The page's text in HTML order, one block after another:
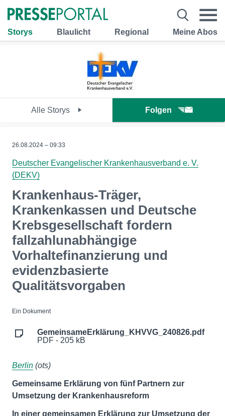
Storys Blaulicht Regional Meine Abos
Alle Storys Folgen
26.08.2024 – 09:33
Deutscher Evangelischer Krankenhausverband e. V.
(DEKV)
Krankenhaus-Träger,
Krankenkassen und Deutsche
Krebsgesellschaft fordern
fallzahlunabhängige
Vorhaltefinanzierung und
evidenzbasierte
Qualitätsvorgaben
Ein Dokument
GemeinsameErklärung_KHVVG_240826.pdf
PDF - 205 kB
Berlin (ots)
Gemeinsame Erklärung von fünf Partnern zur
Umsetzung der Krankenhausreform
In einer gemeinsamen Erklärung zur Umsetzung der